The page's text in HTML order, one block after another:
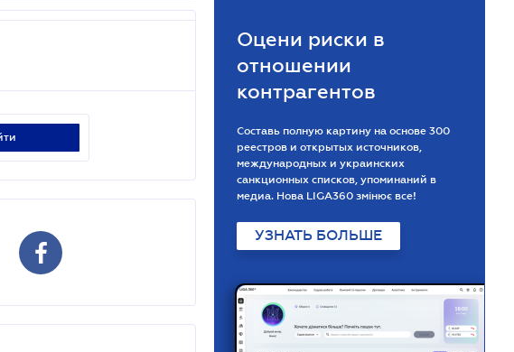
Оцени риски в
отношении
контрагентов
Составь полную картину на основе 300
реестров и открытых источников,
международных и украинских
санкционных списков, упоминаний в
медиа. Нова LIGA360 змінює все!
УЗНАТЬ БОЛЬШЕ